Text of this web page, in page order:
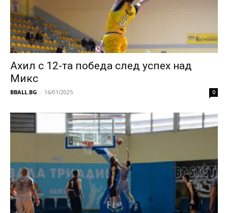
Ахил с 12-та победа след успех над
Микс
BBALL.BG - 16/01/2025 0